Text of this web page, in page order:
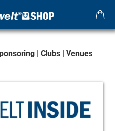
| Clubs | Venues